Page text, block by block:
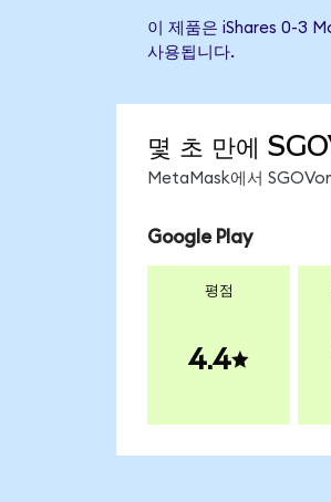
이 제품은 iShares 0-3
사용됩니다.
몇 초 만에
MetaMask에서
Google Play
평점
4.4